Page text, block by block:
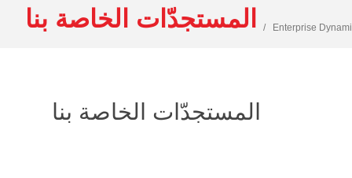
المستجدّات الخاصة بنا Enterprise
المستجدّات الخاصة بنا